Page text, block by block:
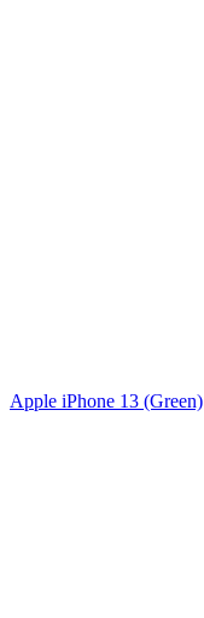
Apple iPhone 13 (Green)